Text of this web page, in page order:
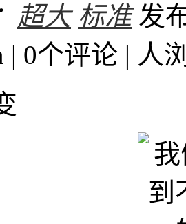
超大 标准 发
| 0个评论 | 人